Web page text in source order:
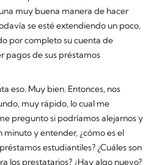
muy buena manera de hacer
se esté extendiendo un poco,
por completo su cuenta de
pagos de sus préstamos
eso. Muy bien. Entonces, nos
muy rápido, lo cual me
pregunto si podríamos alejarnos y
minuto y entender, ¿cómo es el
estudiantiles? ¿Cuáles son
los prestatarios? ¿Hay algo nuevo?